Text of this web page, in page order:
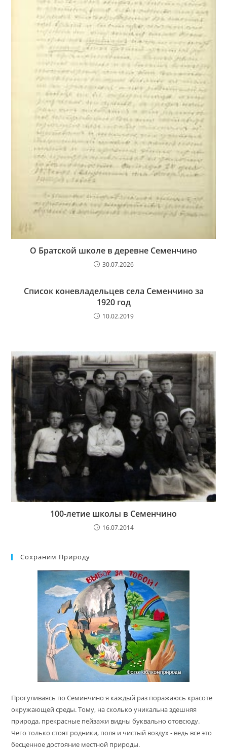
О Братской школе в деревне Семенчино
30.07.2026
Список коневладельцев села Семенчино за
1920 год
10.02.2019
100-летие школы в Семенчино
16.07.2014
Сохраним Природу
Прогуливаясь по Семинчино я каждый раз поражаюсь красоте
окружающей среды. Тому, на сколько уникальна здешняя
природа, прекрасные пейзажи видны буквально отовсюду.
Чего только стоят родники, поля и чистый воздух - ведь все это
бесценное достояние местной природы.